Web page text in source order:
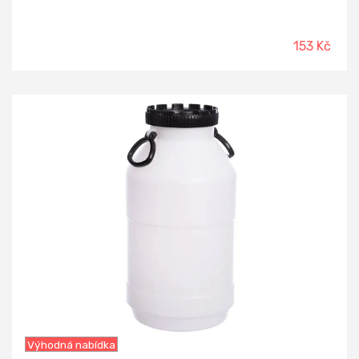
153 Kč
Výhodná nabídka